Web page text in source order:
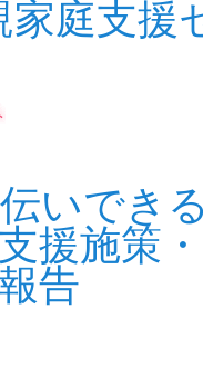
いでき
援施策
告